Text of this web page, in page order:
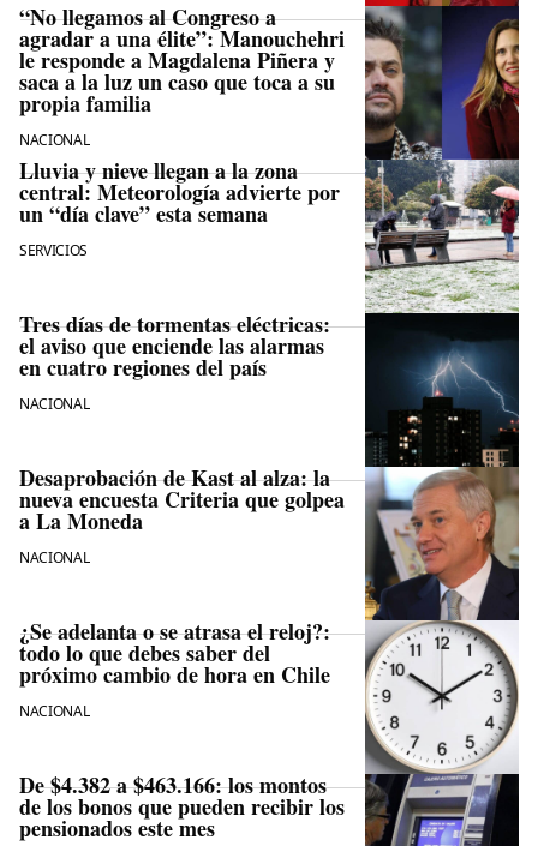
“No llegamos al Congreso a
agradar a una élite”: Manouchehri
le responde a Magdalena Piñera y
saca a la luz un caso que toca a su
propia familia
NACIONAL
Lluvia y nieve llegan a la zona
central: Meteorología advierte por
un “día clave” esta semana
SERVICIOS
Tres días de tormentas eléctricas:
el aviso que enciende las alarmas
en cuatro regiones del país
NACIONAL
Desaprobación de Kast al alza: la
nueva encuesta Criteria que golpea
a La Moneda
NACIONAL
¿Se adelanta o se atrasa el reloj?:
todo lo que debes saber del
próximo cambio de hora en Chile
NACIONAL
De $4.382 a $463.166: los montos
de los bonos que pueden recibir los
pensionados este mes